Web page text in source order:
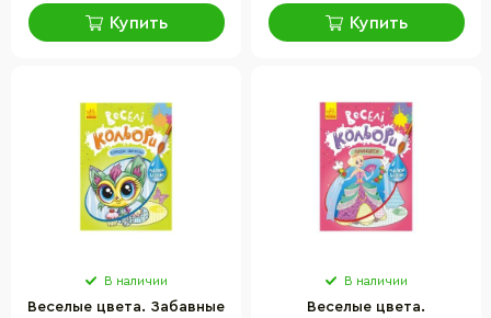
Купить Купить
В наличии
Веселые цвета. Забавные
В наличии
Веселые цвета.